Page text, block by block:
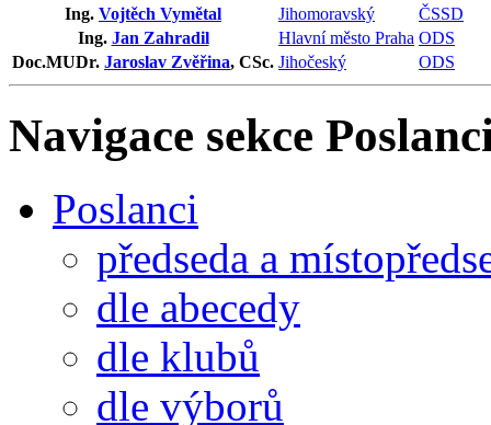
Ing. Vojtěch Vymětal Jihomoravský
ČSSD
Ing. Jan Zahradil Hlavní město Praha ODS
Doc.MUDr. Jaroslav Zvěřina, CSc. Jihočeský ODS
Navigace sekce
Poslanci
předseda a
dle abecedy
dle klubů
dle výborů